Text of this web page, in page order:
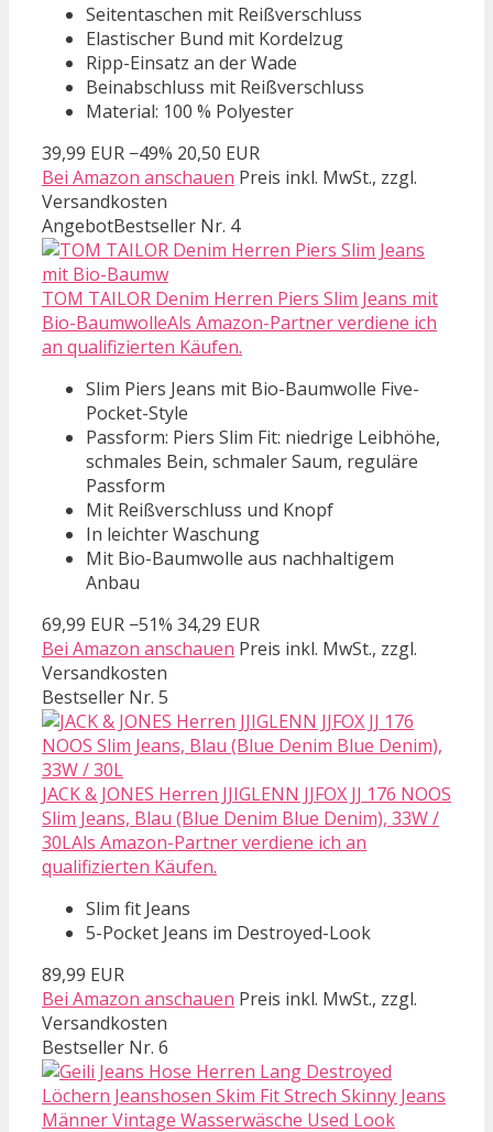
Seitentaschen mit Reißverschluss
Elastischer Bund mit Kordelzug
Ripp-Einsatz an der Wade
Beinabschluss mit Reißverschluss
Material: 100 % Polyester
39,99 EUR −49% 20,50 EUR
Bei Amazon anschauen Preis inkl. MwSt., zzgl.
Versandkosten
AngebotBestseller Nr. 4
TOM TAILOR Denim Herren Piers Slim Jeans mit
Bio-BaumwolleAls Amazon-Partner verdiene ich
an qualifizierten Käufen.
Slim Piers Jeans mit Bio-Baumwolle Five-
Pocket-Style
Passform: Piers Slim Fit: niedrige Leibhöhe,
schmales Bein, schmaler Saum, reguläre
Passform
Mit Reißverschluss und Knopf
In leichter Waschung
Mit Bio-Baumwolle aus nachhaltigem
Anbau
69,99 EUR −51% 34,29 EUR
Bei Amazon anschauen Preis inkl. MwSt., zzgl.
Versandkosten
Bestseller Nr. 5
JACK & JONES Herren JJIGLENN JJFOX JJ 176 NOOS
Slim Jeans, Blau (Blue Denim Blue Denim), 33W /
30LAls Amazon-Partner verdiene ich an
qualifizierten Käufen.
Slim fit Jeans
5-Pocket Jeans im Destroyed-Look
89,99 EUR
Bei Amazon anschauen Preis inkl. MwSt., zzgl.
Versandkosten
Bestseller Nr. 6